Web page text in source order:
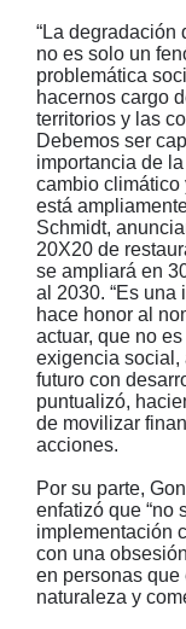
“La degradación
no es solo un
problemática
hacernos cargo
territorios y las
Debemos ser
importancia de
cambio climático
está
Schmidt,
20X20 de
se ampliará en
al 2030. “Es
hace honor al
actuar, que no
exigencia social,
futuro con
puntualizó,
de movilizar
acciones.
Por su parte,
enfatizó que “no
implementación
con una
en personas que
naturaleza y